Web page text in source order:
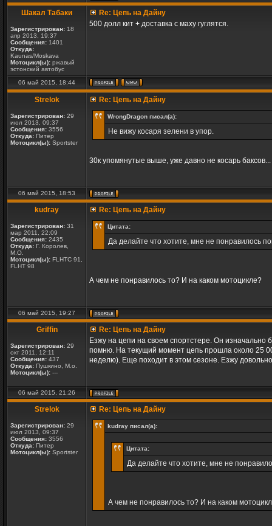
Шакал Табаки
Зарегистрирован: 18
апр 2013, 19:37
Сообщения: 1401
Откуда:
Kaunas/Moskava
Мотоцикл(ы): ржавый
эстонский автобус
Re: Цепь на Дайну
500 долл кит + доставка с маху гуглятся.
06 май 2015, 18:44
Strelok
Зарегистрирован: 29
июл 2013, 09:37
Сообщения: 3556
Откуда: Питер
Мотоцикл(ы): Sportster
Re: Цепь на Дайну
WrongDragon писал(а):
Не вижу косаря зелени в упор.
30к упомянутые выше, уже давно не косарь
06 май 2015, 18:53
kudray
Зарегистрирован: 31
мар 2011, 22:09
Сообщения: 2435
Откуда: Г. Королев,
М.О.
Мотоцикл(ы): FLHTC 91,
FLHT 98
Re: Цепь на Дайну
Цитата:
Да делайте что хотите, мне не понравилось
А чем не понравилось то? И на каком мотоцикле?
06 май 2015, 19:27
Griffin
Зарегистрирован: 29
окт 2011, 12:11
Сообщения: 437
Откуда: Пушкино, М.о.
Мотоцикл(ы): ---
Re: Цепь на Дайну
Езжу на цепи на своем спортстере. Он изначально
помню. На текущий момент цепь прошла около 25
неделю). Еще походит в этом сезоне. Езжу
06 май 2015, 21:26
Strelok
Зарегистрирован: 29
июл 2013, 09:37
Сообщения: 3556
Откуда: Питер
Мотоцикл(ы): Sportster
Re: Цепь на Дайну
kudray писал(а):
Цитата:
Да делайте что хотите, мне не
А чем не понравилось то? И на каком